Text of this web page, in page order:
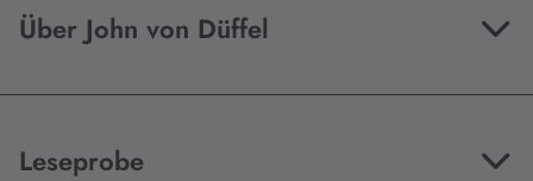
Über John von Düffel
Leseprobe